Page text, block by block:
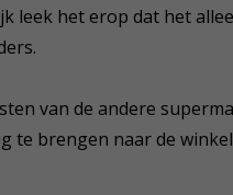
leek het erop dat het
van de andere
te brengen naar de